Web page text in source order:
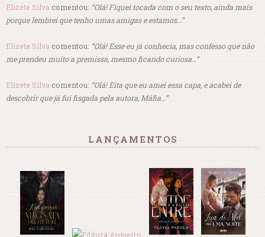
Elizete Silva comentou: “Olá! Fiquei tocada com o seu texto, ainda mais
porque lembrei que tenho umas amigas e estamos…”
Elizete Silva comentou: “Olá! Esse eu já conhecia, mas confesso que não
me prendeu muito a premissa, mesmo ficando curiosa…”
Elizete Silvacomentou: “Olá! Eita que eu amei essa capa, e acabei de
descobrir que já fui fisgada pela autora, Máfia…”
LANÇAMENTOS